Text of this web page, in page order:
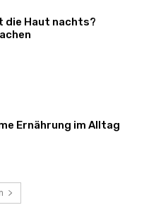
die Haut nachts?
Ernährung im Alltag